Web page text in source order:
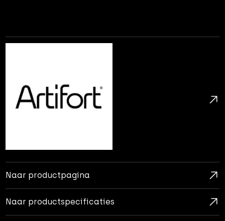
Naar productpagina
Naar productspecificaties